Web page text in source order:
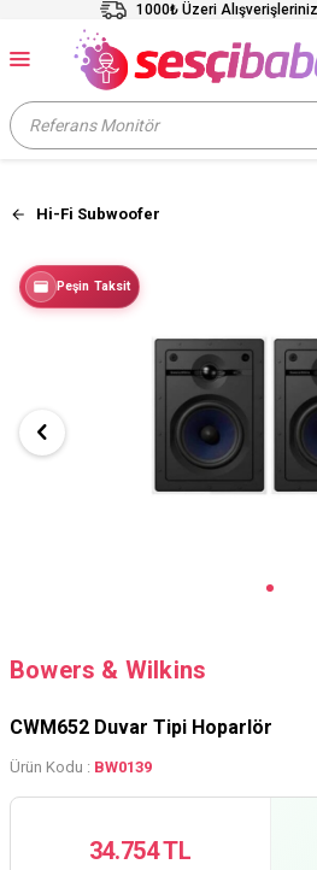
1000₺ Üzeri
Hi-Fi Subwoofer
Peşin Taksit
Bowers & Wilkins
CWM652 Duvar Tipi Hoparlör
Ürün Kodu : BW0139
34.754 TL